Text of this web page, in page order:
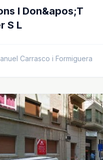
I Don&apos;T
S L
Carrasco i Formiguera